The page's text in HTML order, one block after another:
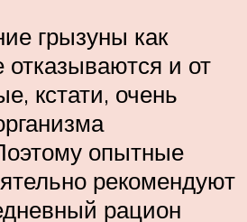
грызуны как
отказываются и от
кстати, очень
опытные
рекомендуют
рацион